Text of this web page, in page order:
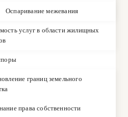
Оспаривание межевания
услуг в области жилищных
границ земельного
права собственности